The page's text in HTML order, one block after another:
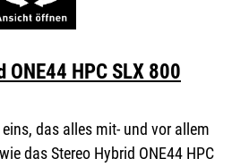
ONE44 HPC SLX 800
das alles mit- und vor allem
das Stereo Hybrid ONE44 HPC